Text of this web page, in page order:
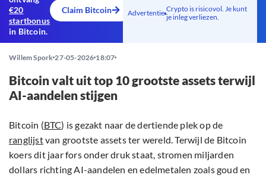
€20
startbonus
in Bitcoin.
Claim Bitcoin Advertentie Crypto is risicovol. Je kunt
je inleg verliezen.
Willem Spork 27-05-2026 18:07
Bitcoin valt uit top 10 grootste assets terwijl
AI-aandelen stijgen
Bitcoin (BTC) is gezakt naar de dertiende plek op de
ranglijstvan grootste assets ter wereld. Terwijl de Bitcoin
koers dit jaar fors onder druk staat, stromen miljarden
dollars richting AI-aandelen en edelmetalen zoals goud en